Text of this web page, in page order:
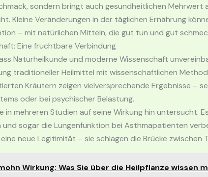
sondern bringt auch gesundheitlichen Mehrwert
Kleine Veränderungen in der täglichen Ernährung
– mit natürlichen Mitteln, die gut tun und gut
Eine fruchtbare Verbindung
Naturheilkunde und moderne Wissenschaft
traditioneller Heilmittel mit wissenschaftlichen
Kräutern zeigen vielversprechende Ergebnisse –
oder bei psychischer Belastung.
in mehreren Studien auf seine Wirkung hin untersucht.
sogar die Lungenfunktion bei Asthmapatienten
neue Legitimität – sie schlagen die Brücke zwischen
Wirkung: Was Sie über die Heilpflanze wissen